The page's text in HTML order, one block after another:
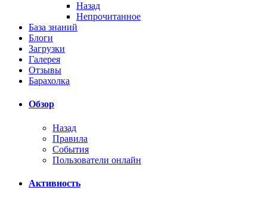
Назад
Непрочитанное
База знаний
Блоги
Загрузки
Галерея
Отзывы
Барахолка
Обзор
Назад
Правила
События
Пользователи онлайн
Активность